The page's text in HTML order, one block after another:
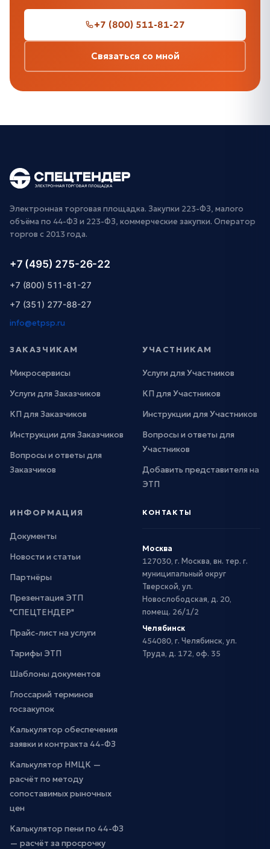
+7 (800) 511-81-27
Связаться со мной
Электронная торговая площадка. Закупки 223-ФЗ, малого
объёма по 44-ФЗ и 223-ФЗ, коммерческие закупки. Оператор
торгов с 2013 года.
+7 (495) 275-26-22
+7 (800) 511-81-27
+7 (351) 277-88-27
info@etpsp.ru
ЗАКАЗЧИКАМ
Микросервисы
Услуги для Заказчиков
КП для Заказчиков
Инструкции для Заказчиков
Вопросы и ответы для
Заказчиков
УЧАСТНИКАМ
Услуги для Участников
КП для Участников
Инструкции для Участников
Вопросы и ответы для
Участников
Добавить представителя на
ЭТП
ИНФОРМАЦИЯ
Документы
Новости и статьи
Партнёры
Презентация ЭТП
"СПЕЦТЕНДЕР"
Прайс-лист на услуги
Тарифы ЭТП
Шаблоны документов
Глоссарий терминов
госзакупок
Калькулятор обеспечения
заявки и контракта 44-ФЗ
Калькулятор НМЦК —
расчёт по методу
сопоставимых рыночных
цен
Калькулятор пени по 44-ФЗ
— расчёт за просрочку
КОНТАКТЫ
Москва
127030, г. Москва, вн. тер. г.
муниципальный округ
Тверской, ул.
Новослободская, д. 20,
помещ. 26/1/2
Челябинск
454080, г. Челябинск, ул.
Труда, д. 172, оф. 35